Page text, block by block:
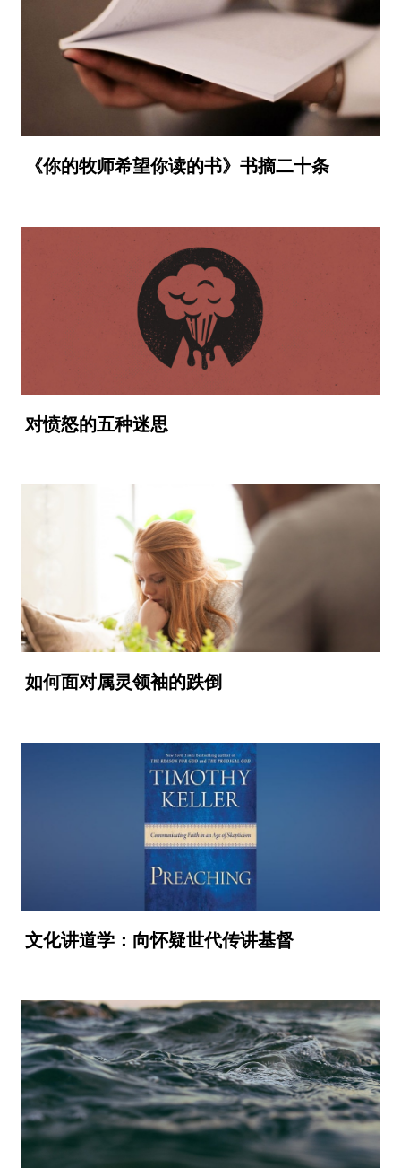
《你的牧师希望你读的书》书摘二十条
对愤怒的五种迷思
如何面对属灵领袖的跌倒
文化讲道学：向怀疑世代传讲基督